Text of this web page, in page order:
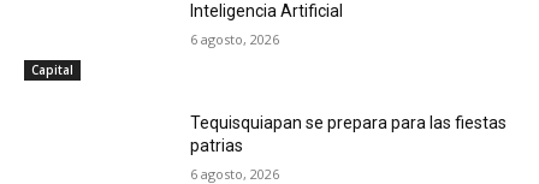
Capital
Inteligencia Artificial
6 agosto, 2026
Tequisquiapan se prepara para las fiestas
patrias
6 agosto, 2026